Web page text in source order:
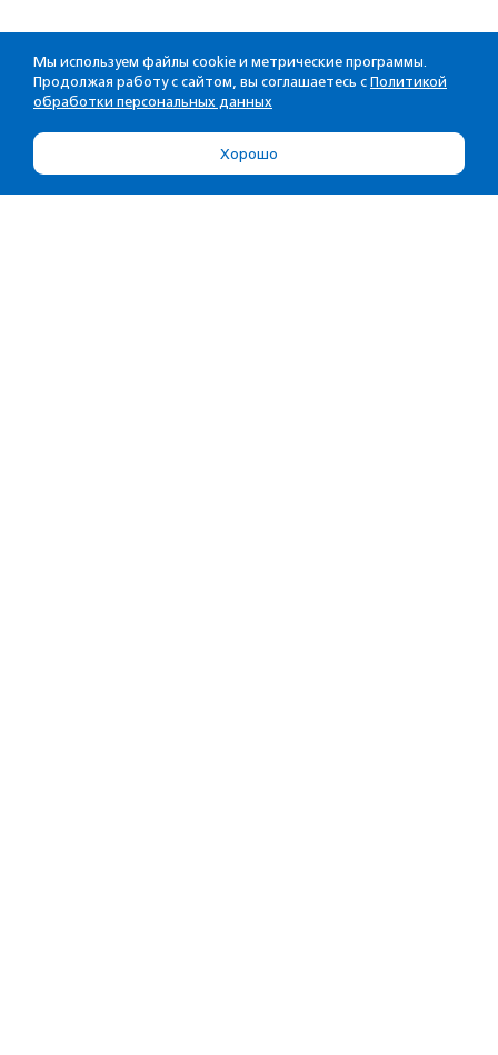
Мы используем файлы cookie и метрические программы.
Продолжая работу с сайтом, вы соглашаетесь с Политикой
обработки персональных данных
Хорошо